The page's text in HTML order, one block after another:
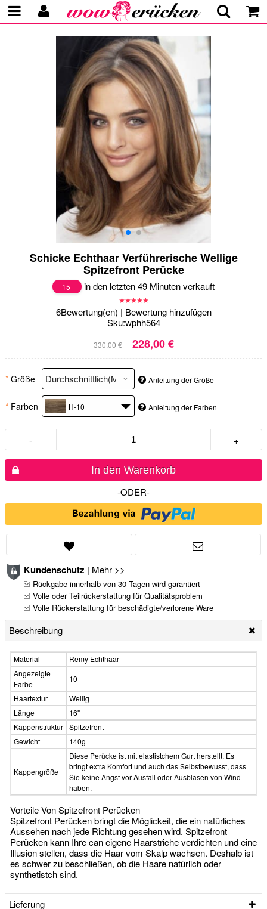
Schicke Echthaar Verführerische Wellige
Spitzefront Perücke
15 in den letzten 49 Minuten verkauft
6Bewertung(en) | Bewertung hinzufügen
Sku:wphh564
330,00 € 228,00 €
* Größe Anleitung der Größe
* Farben H-10 Anleitung der Farben
- +
In den Warenkorb
-ODER-
Kundenschutz | Mehr >>
Rückgabe innerhalb von 30 Tagen wird garantiert
Volle oder Teilrückerstattung für Qualitätsproblem
Volle Rückerstattung für beschädigte/verlorene Ware
Beschreibung
Material
Remy Echthaar
Angezeigte
Farbe
10
Haartextur
Wellig
Länge
16"
Kappenstruktur Spitzefront
Gewicht
140g
Kappengröße
Diese Perücke ist mit elastistchem Gurt herstellt. Es
bringt extra Komfort und auch das Selbstbewusst, dass
Sie keine Angst vor Ausfall oder Ausblasen von Wind
haben.
Vorteile Von Spitzefront Perücken
Spitzefront Perücken bringt die Möglickeit, die ein natürliches
Aussehen nach jede Richtung gesehen wird. Spitzefront
Perücken kann Ihre can eigene Haarstriche verdichten und eine
Illusion stellen, dass die Haar vom Skalp wachsen. Deshalb ist
es schwer zu beschließen, ob die Haare natürlich oder
synthetistch sind.
Lieferung